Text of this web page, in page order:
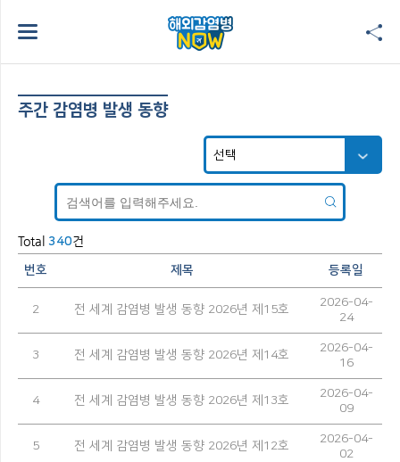
주간 감염병 발생 동향
Total 340건
번호 제목 등록일
2 전 세계 감염병 발생 동향 2026년 제15호
2026-04-
24
3 전 세계 감염병 발생 동향 2026년 제14호
2026-04-
16
4 전 세계 감염병 발생 동향 2026년 제13호
2026-04-
09
5 전 세계 감염병 발생 동향 2026년 제12호
2026-04-
02